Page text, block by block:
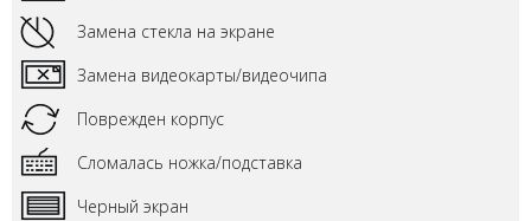
Замена стекла на экране
Замена видеокарты/видеочипа
Поврежден корпус
Сломалась ножка/подставка
Черный экран